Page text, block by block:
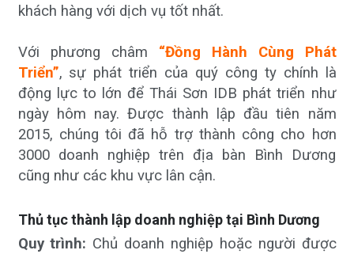
khách hàng với dịch vụ tốt nhất.
Với phương châm “Đồng Hành Cùng Phát
Triển”, sự phát triển của quý công ty chính là
động lực to lớn để Thái Sơn IDB phát triển như
ngày hôm nay. Được thành lập đầu tiên năm
2015, chúng tôi đã hỗ trợ thành công cho hơn
3000 doanh nghiệp trên địa bàn Bình Dương
cũng như các khu vực lân cận.
Thủ tục thành lập doanh nghiệp tại Bình Dương
Quy trình: Chủ doanh nghiệp hoặc người được